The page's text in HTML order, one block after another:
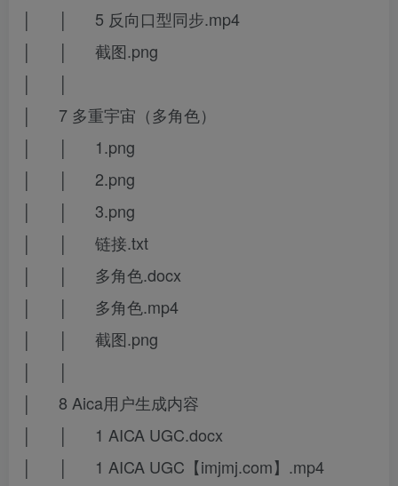
│ │ 5 反向口型同步.mp4
│ │ 截图.png
│ │
│ 7 多重宇宙（多角色）
│ │ 1.png
│ │ 2.png
│ │ 3.png
│ │ 链接.txt
│ │ 多角色.docx
│ │ 多角色.mp4
│ │ 截图.png
│ │
│ 8 Aica用户生成内容
│ │ 1 AICA UGC.docx
│ │ 1 AICA UGC【imjmj.com】.mp4